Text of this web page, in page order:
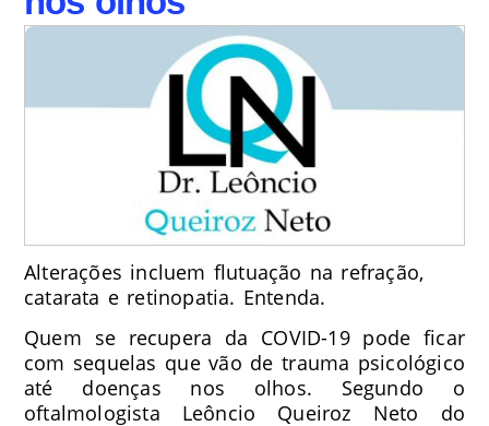
Alterações incluem flutuação na refração,
catarata e retinopatia. Entenda.
Quem se recupera da COVID-19 pode ficar
com sequelas que vão de trauma psicológico
até doenças nos olhos. Segundo o
oftalmologista Leôncio Queiroz Neto do